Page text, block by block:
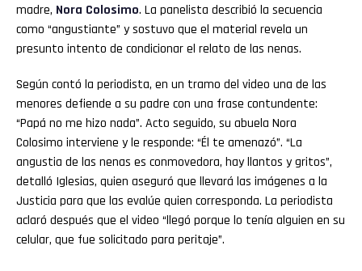
madre, Nora Colosimo. La panelista describió la secuencia
como “angustiante” y sostuvo que el material revela un
presunto intento de condicionar el relato de las nenas.
Según contó la periodista, en un tramo del video una de las
menores defiende a su padre con una frase contundente:
“Papá no me hizo nada”. Acto seguido, su abuela Nora
Colosimo interviene y le responde: “Él te amenazó”. “La
angustia de las nenas es conmovedora, hay llantos y gritos”,
detalló Iglesias, quien aseguró que llevará las imágenes a la
Justicia para que las evalúe quien corresponda. La periodista
aclaró después que el video “llegó porque lo tenía alguien en su
celular, que fue solicitado para peritaje”.